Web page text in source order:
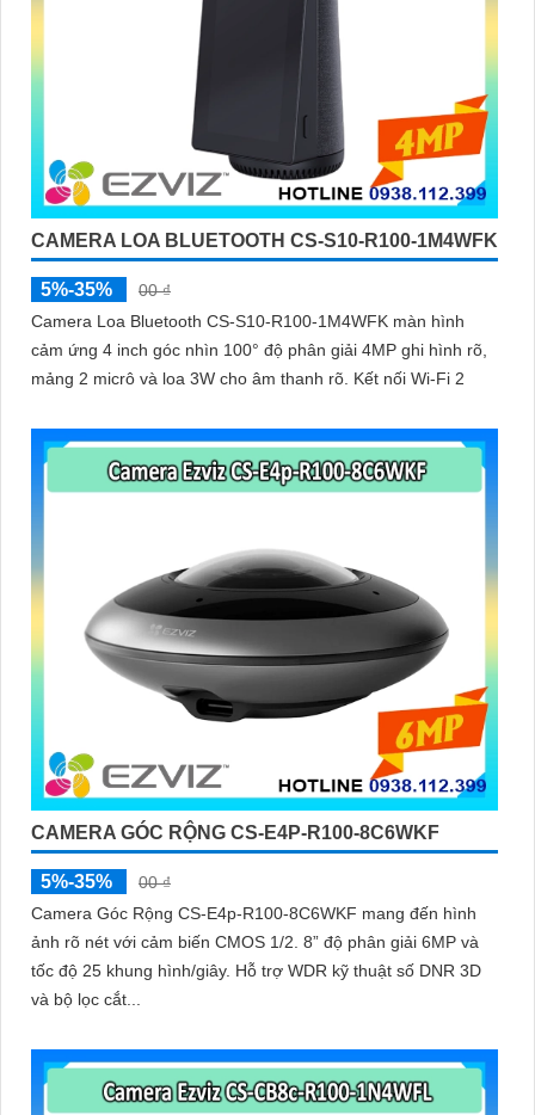
CAMERA LOA BLUETOOTH CS-S10-R100-1M4WFK
5%-35%
00 ₫
Camera Loa Bluetooth CS-S10-R100-1M4WFK màn hình
cảm ứng 4 inch góc nhìn 100° độ phân giải 4MP ghi hình rõ,
mảng 2 micrô và loa 3W cho âm thanh rõ. Kết nối Wi-Fi 2
CAMERA GÓC RỘNG CS-E4P-R100-8C6WKF
5%-35%
00 ₫
Camera Góc Rộng CS-E4p-R100-8C6WKF mang đến hình
ảnh rõ nét với cảm biến CMOS 1/2. 8” độ phân giải 6MP và
tốc độ 25 khung hình/giây. Hỗ trợ WDR kỹ thuật số DNR 3D
và bộ lọc cắt...